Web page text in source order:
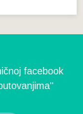
facebook